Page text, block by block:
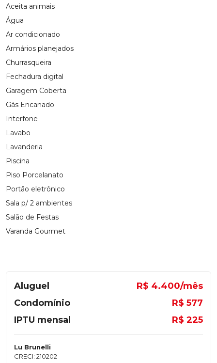
Aceita animais
Água
Ar condicionado
Armários planejados
Churrasqueira
Fechadura digital
Garagem Coberta
Gás Encanado
Interfone
Lavabo
Lavanderia
Piscina
Piso Porcelanato
Portão eletrônico
Sala p/ 2 ambientes
Salão de Festas
Varanda Gourmet
Aluguel
R$ 4.400/mês
Condomínio
R$ 577
IPTU mensal
R$ 225
Lu Brunelli
CRECI: 210202